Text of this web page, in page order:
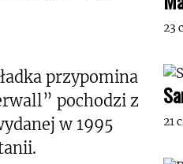
przypomina
pochodzi z
w 1995
23
21